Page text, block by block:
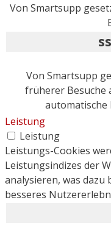
Von Smartsupp
Von Smartsupp
früherer Besuche
automatische
Leistung
Leistung
Leistungs-Cookies
Leistungsindizes der
analysieren, was dazu
besseres